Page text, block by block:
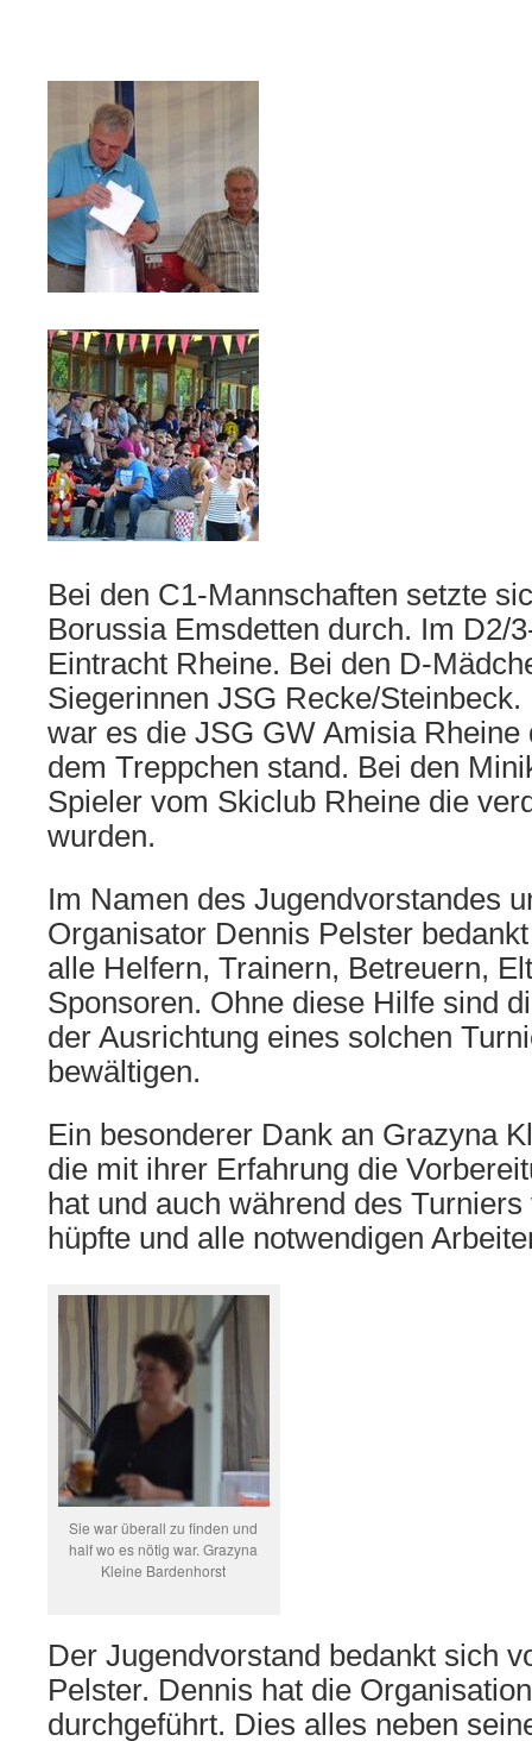
Bei den C1-Mannschaften setzte
Borussia Emsdetten durch. Im D2/
Eintracht Rheine. Bei den D-
Siegerinnen JSG Recke/
war es die JSG GW Amisia Rheine
dem Treppchen stand. Bei den
Spieler vom Skiclub Rheine die
wurden.
Im Namen des Jugendvorstandes
Organisator Dennis Pelster
alle Helfern, Trainern, Betreuern,
Sponsoren. Ohne diese Hilfe sind
der Ausrichtung eines solchen
bewältigen.
Ein besonderer Dank an Grazyna
die mit ihrer Erfahrung die
hat und auch während des
hüpfte und alle notwendigen
Sie war überall zu finden und
half wo es nötig war. Grazyna
Kleine Bardenhorst
Der Jugendvorstand bedankt sich
Pelster. Dennis hat die
durchgeführt. Dies alles neben